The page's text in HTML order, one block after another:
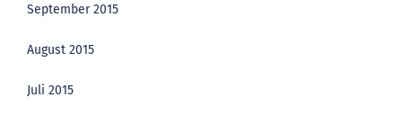
September 2015
August 2015
Juli 2015